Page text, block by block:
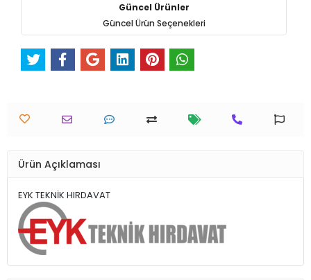
Güncel Ürünler
Güncel Ürün Seçenekleri
Ürün Açıklaması
EYK TEKNİK HIRDAVAT